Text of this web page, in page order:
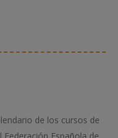
de los cursos de